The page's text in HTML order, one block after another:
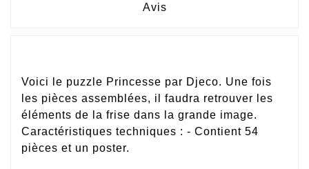
Avis
Voici le puzzle Princesse par Djeco. Une fois
les pièces assemblées, il faudra retrouver les
éléments de la frise dans la grande image.
Caractéristiques techniques : - Contient 54
pièces et un poster.